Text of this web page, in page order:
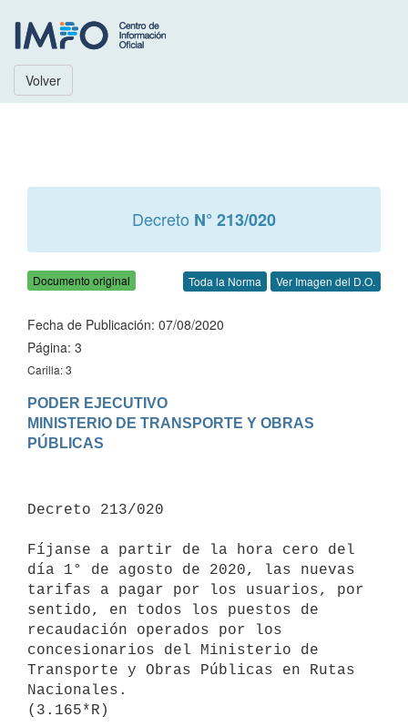
Volver
Decreto N° 213/020
Documento original Toda la Norma Ver Imagen del D.O.
Fecha de Publicación: 07/08/2020
Página: 3
Carilla: 3
PODER EJECUTIVO
MINISTERIO DE TRANSPORTE Y OBRAS
Decreto 213/020
Fíjanse a partir de la hora cero del
día 1° de agosto de 2020, las nuevas
tarifas a pagar por los usuarios, por
sentido, en todos los puestos de
recaudación operados por los
concesionarios del Ministerio de
Transporte y Obras Públicas en Rutas
Nacionales.
(3.165*R)